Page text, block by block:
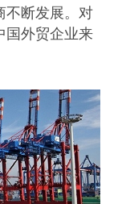
不断发展。对
国外贸企业来